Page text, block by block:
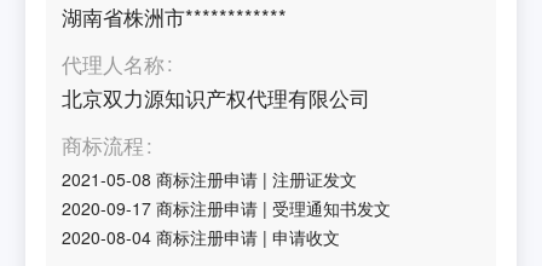
湖南省株洲市************
代理人名称
北京双力源知识产权代理有限公司
商标流程
2021-05-08 商标注册申请 |注册证发文
2020-09-17 商标注册申请 |受理通知书发文
2020-08-04 商标注册申请 |申请收文